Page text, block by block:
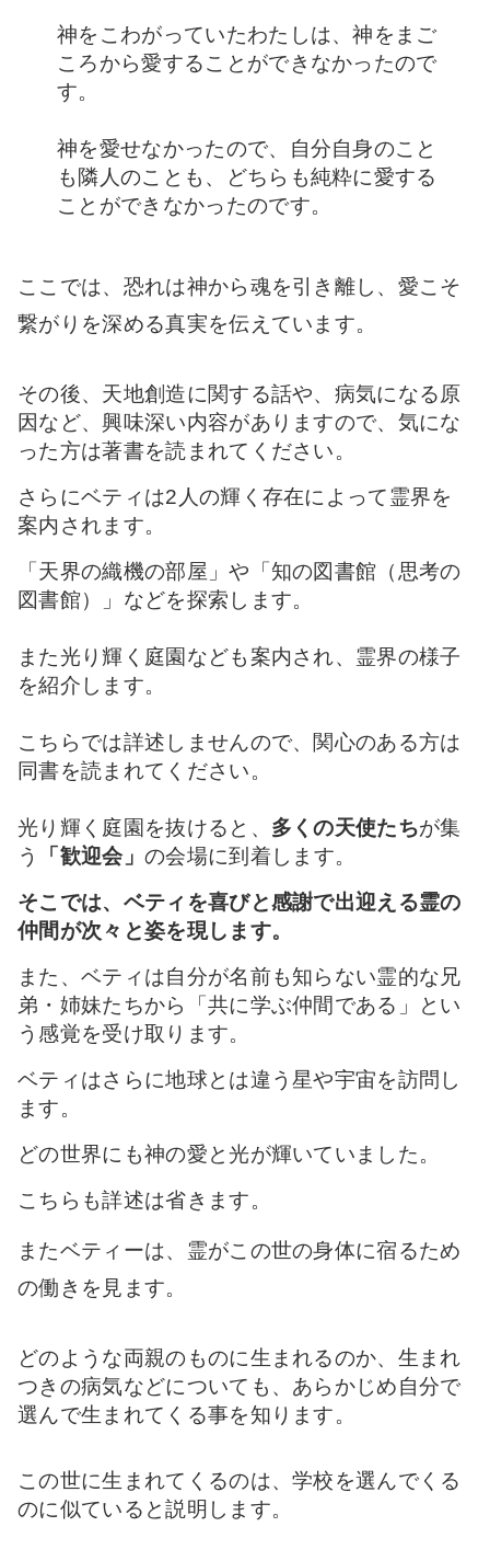
神をこわがっていたわたしは、神をまご
ころから愛することができなかったので
す。
神を愛せなかったので、
自分自身のこと
も隣人のことも、どちらも純粋に愛する
ことができなかったのです。
ここでは、恐れは神から魂を引き離し、愛こそ
繋がりを深める真実を伝えています。
その後、天地創造に関する話や、病気になる原
因など、興味深い内容がありますので、気にな
った方は著書を読まれてください。
さらにベティは2人の輝く存在によって霊界を
案内されます。
「天界の織機の部屋」や 「知の図書館（思考の
図書館）」などを探索します。
また光り輝く庭園なども案内され、霊界の様子
を紹介します。
こちらでは詳述しませんので、関心のある方は
同書を読まれてください。
光り輝く 庭園を抜けると、 多くの天使たちが集
う
「歓迎会」 の会場に到着します。
そこでは、ベティを喜びと感謝で出迎える霊の
仲間が次々と姿を現します。
また、ベティは自分が名前も知らない霊的な兄
弟・姉妹たちから「共に学ぶ仲間である」とい
う感覚を受け取ります。
ベティはさらに地球とは違う星や宇宙を訪問し
ます。
どの世界にも神の愛と光が輝いていました。
こちらも詳述は省きます。
またベティーは、 霊がこの世の身体に宿るため
の働きを見ます。
どのような両親のものに生まれるのか、生まれ
つきの病気などについても、あらかじめ自分で
選んで生まれてくる事を知ります。
この世に生まれてくるのは、学校を選んでくる
のに似ていると説明します。